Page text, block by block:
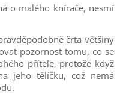
o malého knírače, nesmí
črta většiny
pozornost tomu, co se
přítele, protože když
jeho tělíčku, což nemá